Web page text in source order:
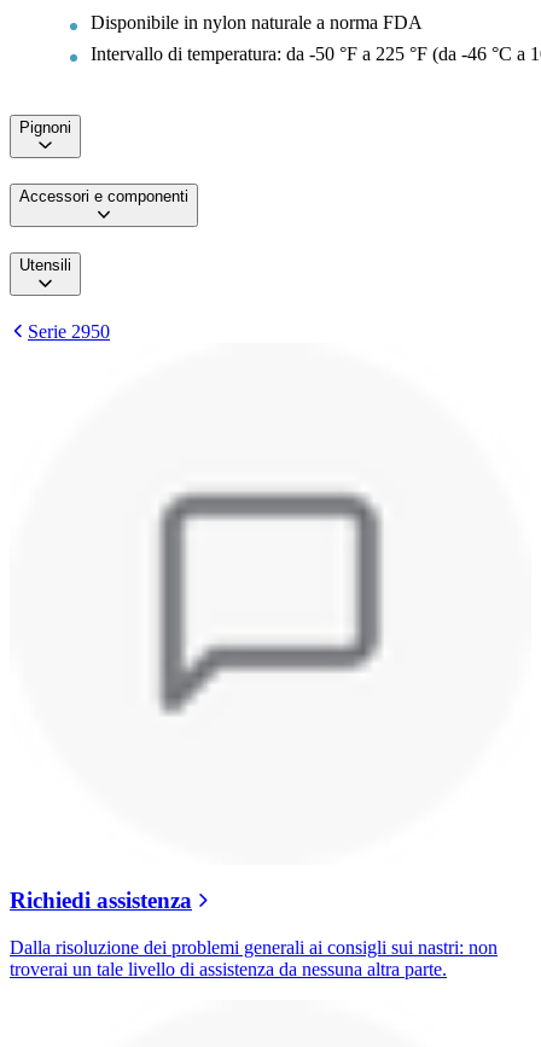
Disponibile in nylon naturale a norma FDA
Intervallo di temperatura: da -50 °F a 225 °F (da -46 °C a
Pignoni
Accessori e componenti
Utensili
Serie 2950
Richiedi assistenza
Dalla risoluzione dei problemi generali ai consigli sui nastri: non
troverai un tale livello di assistenza da nessuna altra parte.